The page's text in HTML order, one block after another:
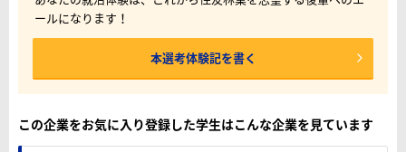
ールになります！
本選考体験記を書く
この企業をお気に入り登録した学生はこんな企業を見ています